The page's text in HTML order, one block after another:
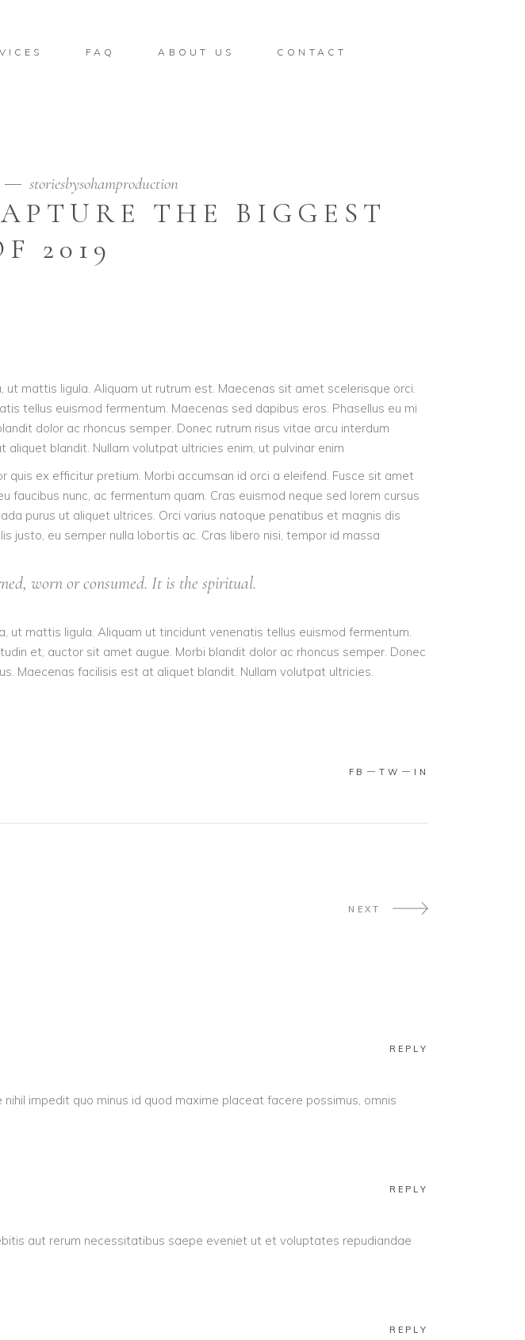
FAQ ABOUT US CONTACT
storiesbysohamproduction
THE BIGGEST
2019
mattis ligula. Aliquam ut rutrum est. Maecenas sit amet scelerisque orci.
tellus euismod fermentum. Maecenas sed dapibus eros. Phasellus eu mi
dolor ac rhoncus semper. Donec rutrum risus vitae arcu interdum
blandit. Nullam volutpat ultricies enim, ut pulvinar enim
ex efficitur pretium. Morbi accumsan id orci a eleifend. Fusce sit amet
nunc, ac fermentum quam. Cras euismod neque sed lorem cursus
purus ut aliquet ultrices. Orci varius natoque penatibus et magnis dis
justo, eu semper nulla lobortis ac. Cras libero nisi, tempor id massa
worn or consumed. It is the spiritual.
mattis ligula. Aliquam ut tincidunt venenatis tellus euismod fermentum.
et, auctor sit amet augue. Morbi blandit dolor ac rhoncus semper. Donec
Maecenas facilisis est at aliquet blandit. Nullam volutpat ultricies.
FB TW IN
NEXT
REPLY
impedit quo minus id quod maxime placeat facere possimus, omnis
REPLY
aut rerum necessitatibus saepe eveniet ut et voluptates repudiandae
REPLY